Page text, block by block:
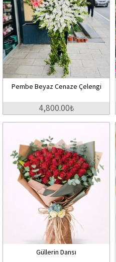
Pembe Beyaz Cenaze Çelengi
4,800.00₺
Güllerin Dansı